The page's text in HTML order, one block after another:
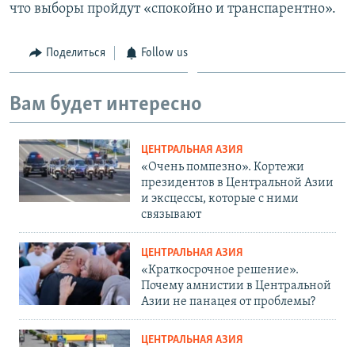
что выборы пройдут «спокойно и транспарентно».
Поделиться Follow us
Вам будет интересно
ЦЕНТРАЛЬНАЯ АЗИЯ
«Очень помпезно». Кортежи
президентов в Центральной Азии
и эксцессы, которые с ними
связывают
ЦЕНТРАЛЬНАЯ АЗИЯ
«Краткосрочное решение».
Почему амнистии в Центральной
Азии не панацея от проблемы?
ЦЕНТРАЛЬНАЯ АЗИЯ